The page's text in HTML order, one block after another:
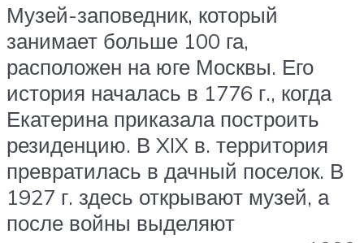
Музей-заповедник, который
занимает больше 100 га,
расположен на юге Москвы. Его
история началась в 1776 г., когда
Екатерина приказала построить
резиденцию. В XIX в. территория
превратилась в дачный поселок. В
1927 г. здесь открывают музей, а
после войны выделяют